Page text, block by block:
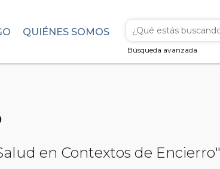
Búsqueda avanzada
QUIÉNES SOMOS
en Contextos de Encierro"